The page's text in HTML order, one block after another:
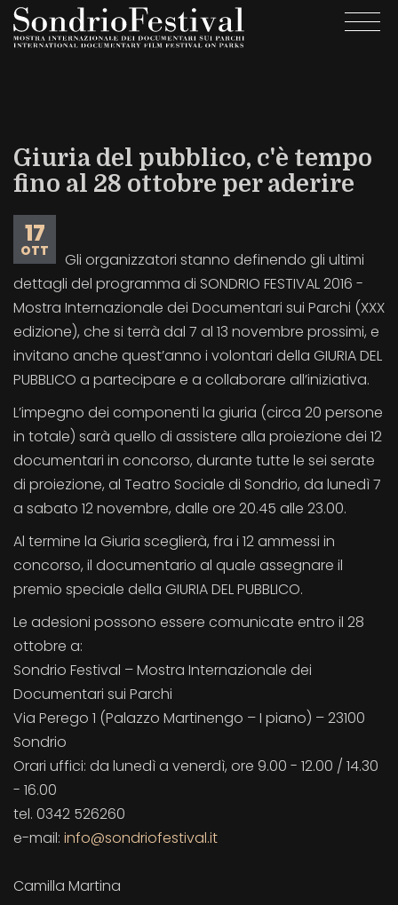
Salta
Giuria del pubblico, c'è tempo
fino al 28 ottobre per aderire
17
OTT
Gli organizzatori stanno definendo gli ultimi
dettagli del programma di SONDRIO FESTIVAL 2016 -
Mostra Internazionale dei Documentari sui Parchi (XXX
edizione), che si terrà dal 7 al 13 novembre prossimi, e
invitano anche quest’anno i volontari della GIURIA DEL
PUBBLICO a partecipare e a collaborare all’iniziativa.
L’impegno dei componenti la giuria (circa 20 persone
in totale) sarà quello di assistere alla proiezione dei 12
documentari in concorso, durante tutte le sei serate
di proiezione, al Teatro Sociale di Sondrio, da lunedì 7
a sabato 12 novembre, dalle ore 20.45 alle 23.00.
Al termine la Giuria sceglierà, fra i 12 ammessi in
concorso, il documentario al quale assegnare il
premio speciale della GIURIA DEL PUBBLICO.
Le adesioni possono essere comunicate entro il 28
ottobre a:
Sondrio Festival – Mostra Internazionale dei
Documentari sui Parchi
Via Perego 1 (Palazzo Martinengo – I piano) – 23100
Sondrio
Orari uffici: da lunedì a venerdì, ore 9.00 - 12.00 / 14.30
- 16.00
tel. 0342 526260
e-mail: info@sondriofestival.it
Camilla Martina